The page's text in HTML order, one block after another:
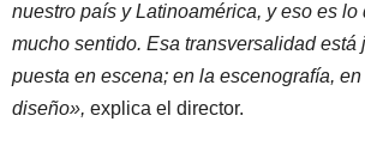
nuestro país y Latinoamérica, y eso es lo
mucho sentido. Esa transversalidad está
puesta en escena; en la escenografía,
diseño», explica el director.